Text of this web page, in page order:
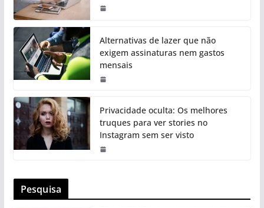
Alternativas de lazer que não
exigem assinaturas nem gastos
mensais
Privacidade oculta: Os melhores
truques para ver stories no
Instagram sem ser visto
Pesquisa